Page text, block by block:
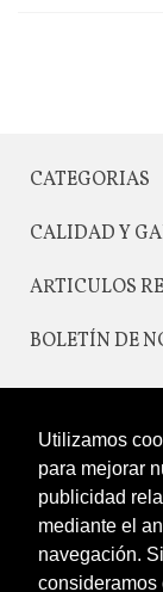
Utilizamos
para mejorar
publicidad
mediante el
navegación.
consideramos
CATEGORIAS
CALIDAD Y
ARTICULOS
BOLETÍN DE
CONTACTO
LEGAL
CATÁLOGO